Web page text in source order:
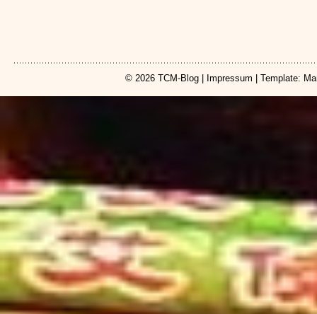
© 2026 TCM-Blog| Impressum | Template: